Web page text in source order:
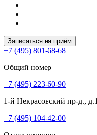
Записаться на приём
+7 (495) 801-68-68
Общий номер
+7 (495) 223-60-90
1-й Некрасовский пр-д.,
+7 (495) 104-42-00